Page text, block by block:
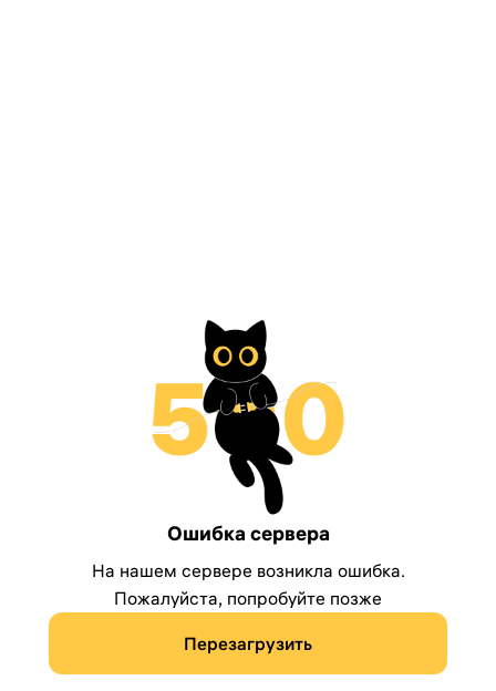
Ошибка сервера
На нашем сервере возникла ошибка.
Пожалуйста, попробуйте позже
Перезагрузить